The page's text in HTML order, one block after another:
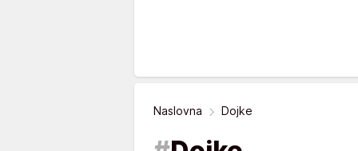
Naslovna Dojke